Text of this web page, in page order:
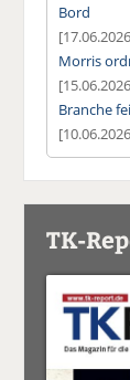
Bord
Morris
Branche
TK-